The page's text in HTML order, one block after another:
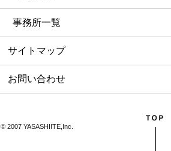
事務所一覧
サイトマップ
お問い合わせ
© 2007 YASASHIITE,Inc.